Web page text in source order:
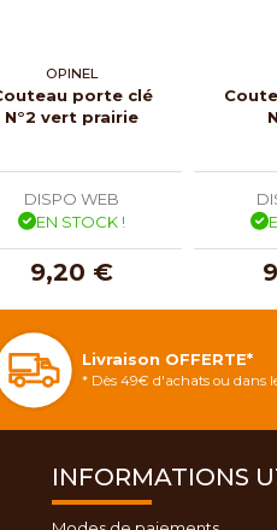
OPINEL
porte clé
N°2 vert prairie
DISPO WEB
EN STOCK !
9,20 €
Livraison OFFERTE*
* Dès 49€ d'achats ou dans
INFORMATIONS